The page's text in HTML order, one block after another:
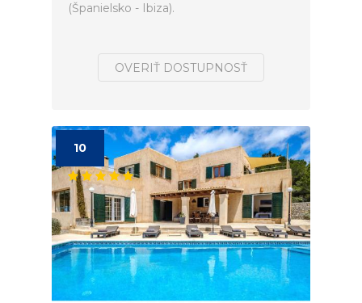
(Španielsko - Ibiza).
OVERIŤ DOSTUPNOSŤ
10